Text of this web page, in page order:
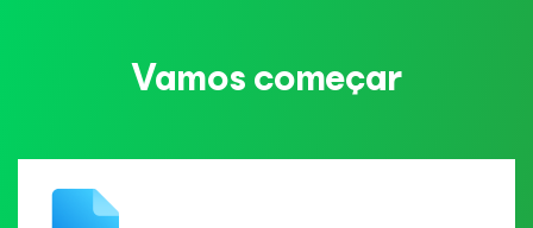
Vamos começar